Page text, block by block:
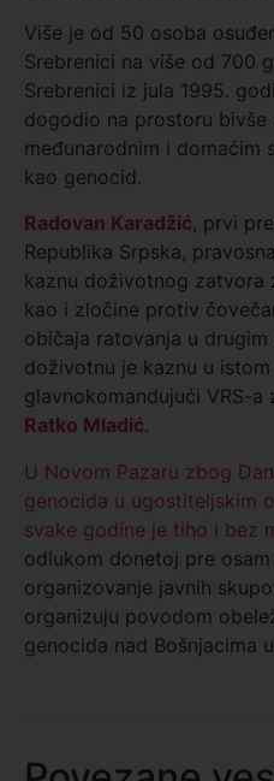
Više je od 50 osoba
Srebrenici na više od 700
Srebrenici iz jula 1995.
dogodio na prostoru bivše
međunarodnim i domaćim
kao genocid.
Radovan Karadžić, prvi
Republika Srpska,
kaznu doživotnog zatvora
kao i zločine protiv
običaja ratovanja u drugim
doživotnu je kaznu u
glavnokomandujući VRS-a
Ratko Mladić.
U Novom Pazaru zbog
genocida u ugostiteljskim
svake godine je tiho i bez
odlukom donetoj pre
organizovanje javnih
organizuju povodom
genocida nad Bošnjacima